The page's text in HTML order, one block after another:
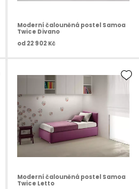
Moderní čalouněná postel Samoa
Twice Divano
od 22 902 Kč
Moderní čalouněná postel Samoa
Twice Letto